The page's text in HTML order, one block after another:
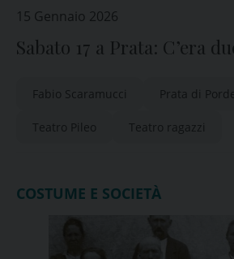
15 Gennaio 2026
Sabato 17 a Prata: C’era
Fabio Scaramucci Prata di
Teatro Pileo Teatro ragazzi
COSTUME E SOCIETÀ